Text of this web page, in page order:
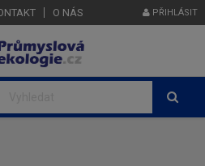
O NÁS PŘIHLÁSIT